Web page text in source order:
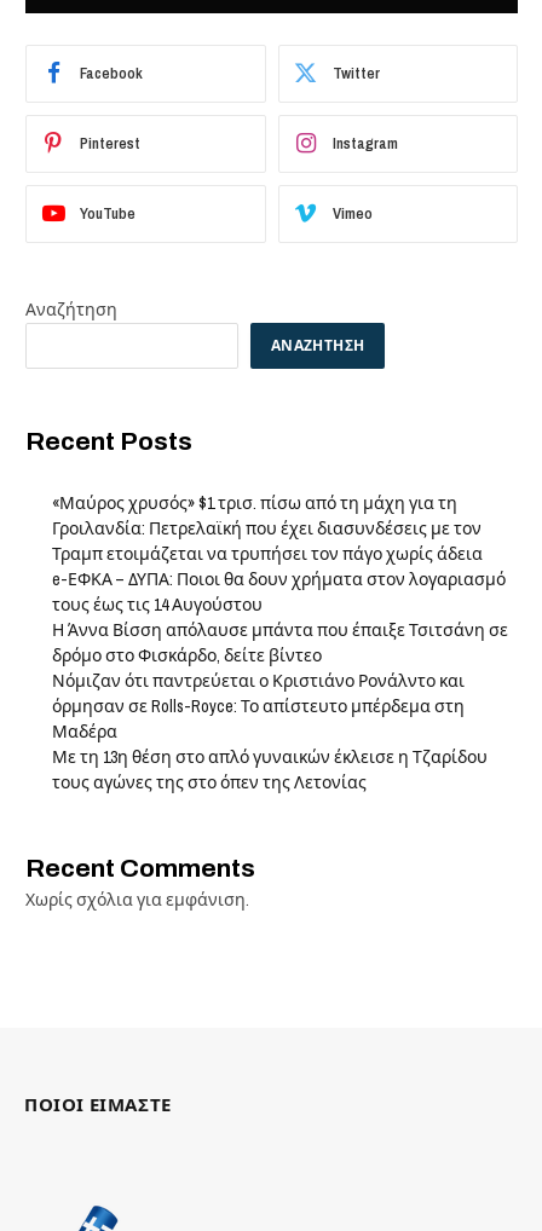
Facebook Twitter
Pinterest Instagram
YouTube Vimeo
Αναζήτηση
ΑΝΑΖΉΤΗΣΗ
Recent Posts
«Μαύρος χρυσός» $1 τρισ. πίσω από τη μάχη για τη
Γροιλανδία: Πετρελαϊκή που έχει διασυνδέσεις με τον
Τραμπ ετοιμάζεται να τρυπήσει τον πάγο χωρίς άδεια
e-ΕΦΚΑ – ΔΥΠΑ: Ποιοι θα δουν χρήματα στον λογαριασμό
τους έως τις 14 Αυγούστου
Η Άννα Βίσση απόλαυσε μπάντα που έπαιξε Τσιτσάνη σε
δρόμο στο Φισκάρδο, δείτε βίντεο
Νόμιζαν ότι παντρεύεται ο Κριστιάνο Ρονάλντο και
όρμησαν σε Rolls-Royce: Το απίστευτο μπέρδεμα στη
Μαδέρα
Με τη 13η θέση στο απλό γυναικών έκλεισε η Τζαρίδου
τους αγώνες της στο όπεν της Λετονίας
Recent Comments
Χωρίς σχόλια για εμφάνιση.
ΠΟΙΟΙ ΕΙΜΑΣΤΕ